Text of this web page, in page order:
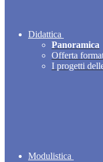
Didattica
Panoramica
Offerta
I progetti
Modulistica